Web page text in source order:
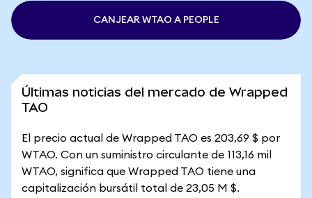
CANJEAR WTAO A PEOPLE
Últimas noticias del mercado de Wrapped
TAO
El precio actual de Wrapped TAO es 203,69 $ por
WTAO. Con un suministro circulante de 113,16 mil
WTAO, significa que Wrapped TAO tiene una
capitalización bursátil total de 23,05 M $.